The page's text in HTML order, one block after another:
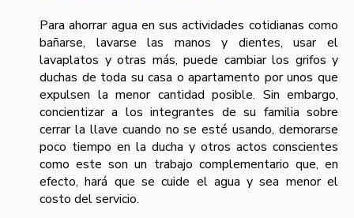
Para ahorrar agua en sus actividades cotidianas como
bañarse, lavarse las manos y dientes, usar el
lavaplatos y otras más, puede cambiar los grifos y
duchas de toda su casa o apartamento por unos que
expulsen la menor cantidad posible. Sin embargo,
concientizar a los integrantes de su familia sobre
cerrar la llave cuando no se esté usando, demorarse
poco tiempo en la ducha y otros actos conscientes
como este son un trabajo complementario que, en
efecto, hará que se cuide el agua y sea menor el
costo del servicio.